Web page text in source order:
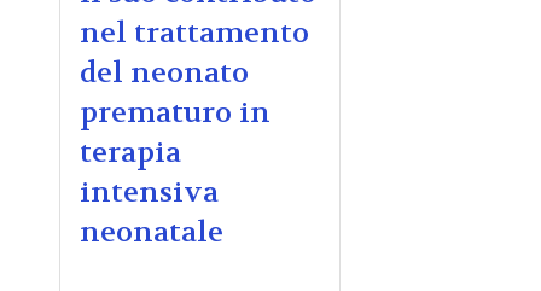
nel trattamento
del neonato
prematuro in
terapia
intensiva
neonatale